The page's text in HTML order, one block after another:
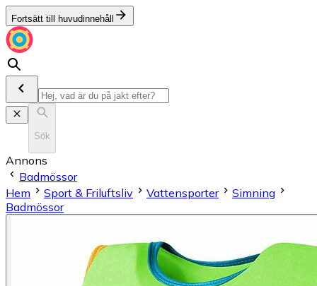
Fortsätt till huvudinnehåll
Sök
Annons
Badmössor
Hem
Sport & Friluftsliv Vattensporter
Simning
Badmössor